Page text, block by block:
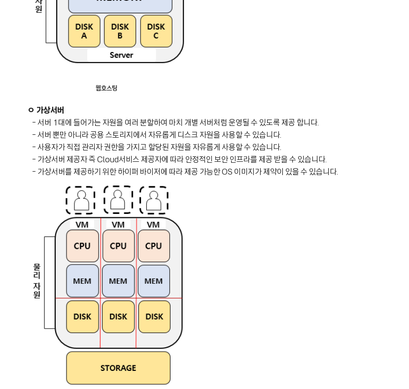
웹호스팅
ㅇ 가상서버
- 서버 1대에 들어가는 자원을 여러 분할하여 마치 개별 서버처럼 운영될 수 있도록 제공 합니다.
- 서버 뿐만 아니라 공용 스토리지에서 자유롭게 디스크 자원을 사용할 수 있습니다.
- 사용자가 직접 관리자 권한을 가지고 할당된 자원을 자유롭게 사용할 수 있습니다.
- 가상서버 제공자 즉 Cloud서비스 제공자에 따라 안정적인 보안 인프라를 제공 받을 수 있습니다.
- 가상서버를 제공하기 위한 하이퍼 바이저에 따라 제공 가능한 OS 이미지가 제약이 있을 수 있습니다.